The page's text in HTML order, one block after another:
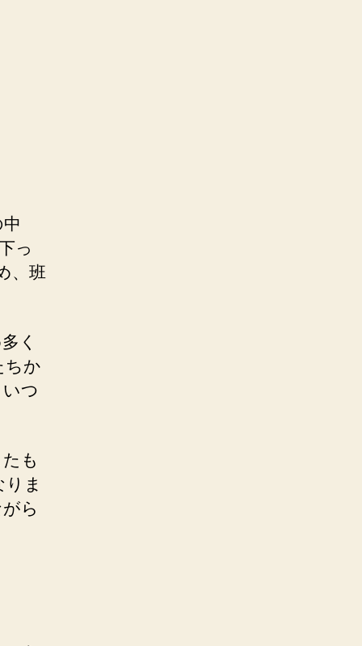
っ
、班
く
ちか
つ
も
ま
ら